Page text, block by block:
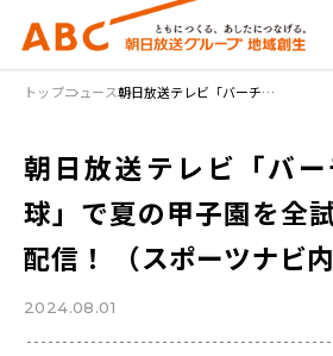
トップニュース朝日放送テレビ「バーチ…
朝日放送テレビ「バ
球」で夏の甲子園を全
配信！ （スポーツナビ内
2024.08.01